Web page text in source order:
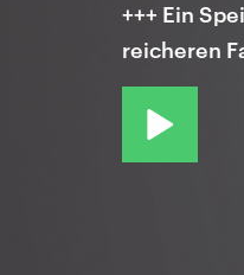
+++ Ein
reicheren